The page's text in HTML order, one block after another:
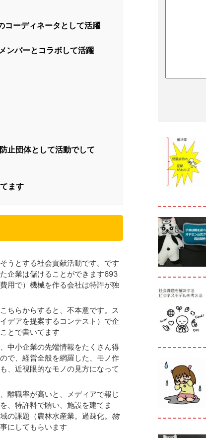
コーディネータとして活躍
ンバーとコラボして活躍
止団体として活動でして
ます
うとする社会貢献活動です。です
企業は儲けることができます693
用で）機械を作る会社は特許が独
ちらからすると、不本意です。ス
デアを提案するコンテスト）で企
とで書いてます
中小企業の先端情報をたくさん得
で、経営全般を網羅した、モノ作
、近視眼的なモノの見方になって
離職率が高いと、メディアで報じ
、特許料で賄い、施設を建てま
の課題（農林水産業。過疎化。 物
にしてもらいます